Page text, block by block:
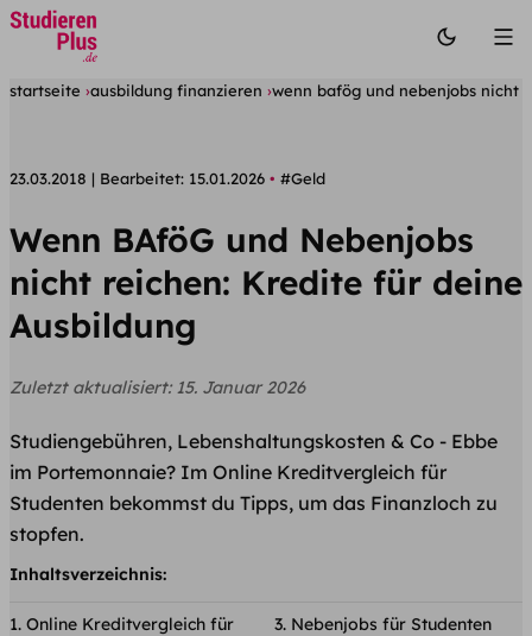
startseite ausbildung finanzieren wenn bafög und nebenjobs nicht
23.03.2018 Bearbeitet: 15.01.2026 #Geld
Wenn BAföG und Nebenjobs
nicht reichen: Kredite für deine
Ausbildung
Zuletzt aktualisiert: 15. Januar 2026
Studiengebühren, Lebenshaltungskosten & Co - Ebbe
im Portemonnaie? Im Online Kreditvergleich für
Studenten bekommst du Tipps, um das Finanzloch zu
stopfen.
Inhaltsverzeichnis:
Online Kreditvergleich für
Nebenjobs für Studenten